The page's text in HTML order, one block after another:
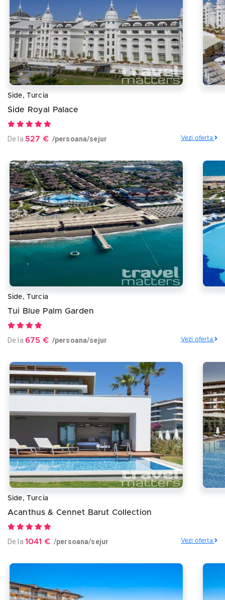
Side, Turcia
Side Royal Palace
De la 527 € /persoana/sejur Vezi oferta
Side, Turcia
Tui Blue Palm Garden
De la 675 € /persoana/sejur Vezi oferta
Side, Turcia
Acanthus & Cennet Barut Collection
De la 1041 € /persoana/sejur Vezi oferta